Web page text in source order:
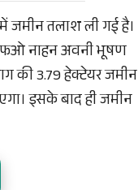
जमीन तलाश ली गई है।
नाहन अवनी भूषण
की 3.79 हेक्टेयर जमीन
इसके बाद ही जमीन